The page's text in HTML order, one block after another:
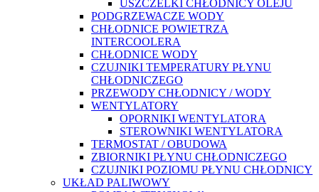
USZCZELKI CHŁODNICY OLEJU
PODGRZEWACZE WODY
CHŁODNICE POWIETRZA
INTERCOOLERA
CHŁODNICE WODY
CZUJNIKI TEMPERATURY PŁYNU
CHŁODNICZEGO
PRZEWODY CHŁODNICY / WODY
WENTYLATORY
OPORNIKI WENTYLATORA
STEROWNIKI WENTYLATORA
TERMOSTAT / OBUDOWA
ZBIORNIKI PŁYNU CHŁODNICZEGO
CZUJNIKI POZIOMU PŁYNU CHŁODNICY
UKŁAD PALIWOWY